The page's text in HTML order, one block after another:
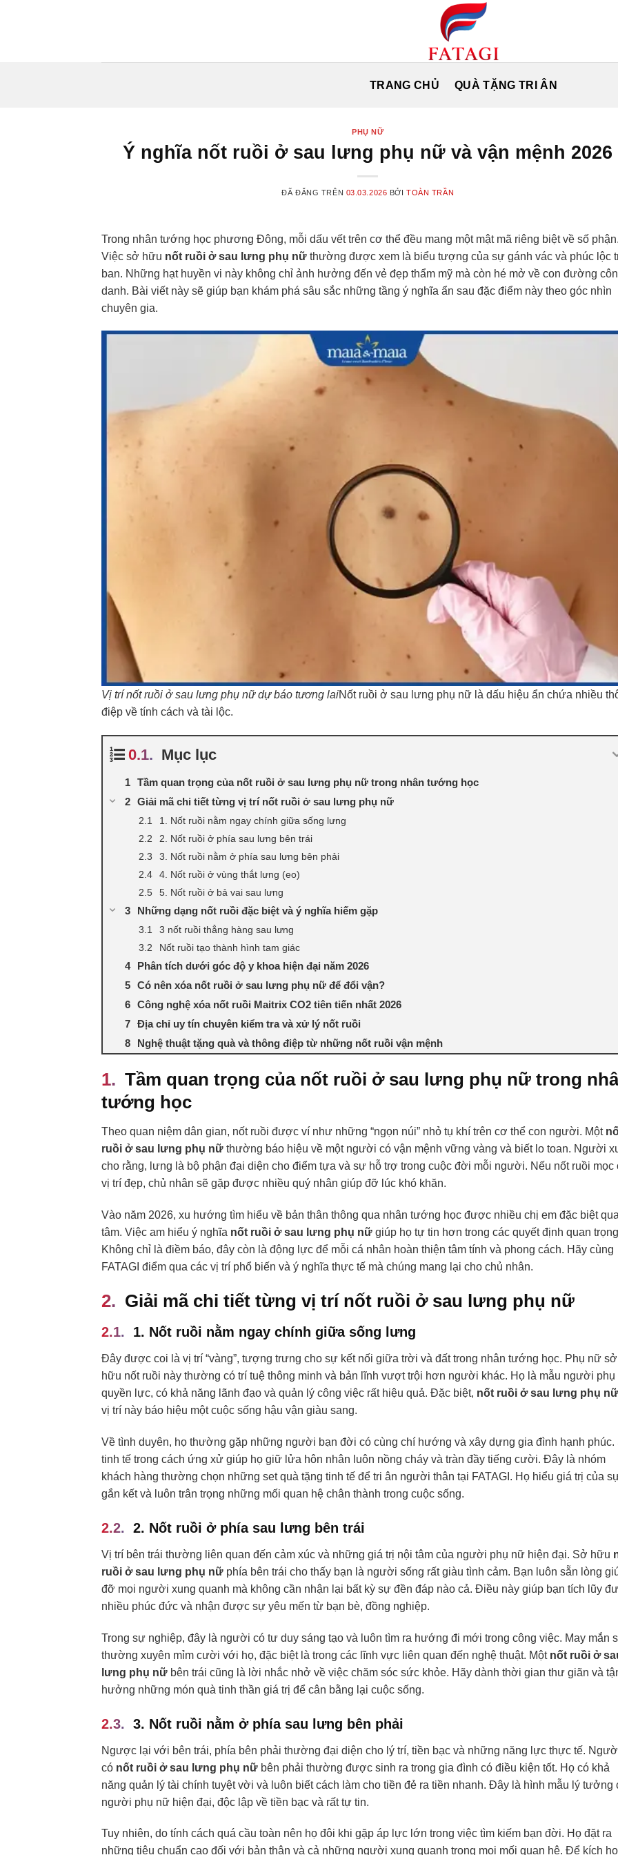
TRANG CHỦ QUÀ TẶNG TRI ÂN
PHỤ NỮ
Ý nghĩa nốt ruồi ở sau lưng phụ nữ và vận mệnh 2026
ĐÃ ĐĂNG TRÊN 03.03.2026 BỞITOÀN TRẦN
Trong nhân tướng học phương Đông, mỗi dấu vết trên cơ thể đều mang một mật mã riêng biệt về số phận.
Việc sở hữu nốt ruồi ở sau lưng phụ nữ thường được xem là biểu tượng của sự gánh vác và phúc lộc
ban. Những hạt huyền vi này không chỉ ảnh hưởng đến vẻ đẹp thẩm mỹ mà còn hé mở về con đường
danh. Bài viết này sẽ giúp bạn khám phá sâu sắc những tầng ý nghĩa ẩn sau đặc điểm này theo góc nhìn
chuyên gia.
Vị trí nốt ruồi ở sau lưng phụ nữ dự báo tương laiNốt ruồi ở sau lưng phụ nữ là dấu hiệu ẩn chứa nhiều
điệp về tính cách và tài lộc.
Mục lục
Tầm quan trọng của nốt ruồi ở sau lưng phụ nữ trong nhân tướng học
Giải mã chi tiết từng vị trí nốt ruồi ở sau lưng phụ nữ
1. Nốt ruồi nằm ngay chính giữa sống lưng
2. Nốt ruồi ở phía sau lưng bên trái
3. Nốt ruồi nằm ở phía sau lưng bên phải
4. Nốt ruồi ở vùng thắt lưng (eo)
5. Nốt ruồi ở bả vai sau lưng
Những dạng nốt ruồi đặc biệt và ý nghĩa hiếm gặp
3 nốt ruồi thẳng hàng sau lưng
Nốt ruồi tạo thành hình tam giác
Phân tích dưới góc độ y khoa hiện đại năm 2026
Có nên xóa nốt ruồi ở sau lưng phụ nữ để đổi vận?
Công nghệ xóa nốt ruồi Maitrix CO2 tiên tiến nhất 2026
Địa chỉ uy tín chuyên kiểm tra và xử lý nốt ruồi
Nghệ thuật tặng quà và thông điệp từ những nốt ruồi vận mệnh
Tầm quan trọng của nốt ruồi ở sau lưng phụ nữ trong
tướng học
Theo quan niệm dân gian, nốt ruồi được ví như những “ngọn núi” nhỏ tụ khí trên cơ thể con người. Một
ruồi ở sau lưng phụ nữ thường báo hiệu về một người có vận mệnh vững vàng và biết lo toan. Người
cho rằng, lưng là bộ phận đại diện cho điểm tựa và sự hỗ trợ trong cuộc đời mỗi người. Nếu nốt ruồi mọc
vị trí đẹp, chủ nhân sẽ gặp được nhiều quý nhân giúp đỡ lúc khó khăn.
Vào năm 2026, xu hướng tìm hiểu về bản thân thông qua nhân tướng học được nhiều chị em đặc biệt
tâm. Việc am hiểu ý nghĩa nốt ruồi ở sau lưng phụ nữ giúp họ tự tin hơn trong các quyết định quan
Không chỉ là điềm báo, đây còn là động lực để mỗi cá nhân hoàn thiện tâm tính và phong cách. Hãy cùng
FATAGI điểm qua các vị trí phổ biến và ý nghĩa thực tế mà chúng mang lại cho chủ nhân.
Giải mã chi tiết từng vị trí nốt ruồi ở sau lưng phụ nữ
1. Nốt ruồi nằm ngay chính giữa sống lưng
Đây được coi là vị trí “vàng”, tượng trưng cho sự kết nối giữa trời và đất trong nhân tướng học. Phụ nữ sở
hữu nốt ruồi này thường có trí tuệ thông minh và bản lĩnh vượt trội hơn người khác. Họ là mẫu người
quyền lực, có khả năng lãnh đạo và quản lý công việc rất hiệu quả. Đặc biệt, nốt ruồi ở sau lưng phụ nữ
vị trí này báo hiệu một cuộc sống hậu vận giàu sang.
Về tình duyên, họ thường gặp những người bạn đời có cùng chí hướng và xây dựng gia đình hạnh phúc.
tinh tế trong cách ứng xử giúp họ giữ lửa hôn nhân luôn nồng cháy và tràn đầy tiếng cười. Đây là nhóm
khách hàng thường chọn những set quà tặng tinh tế để tri ân người thân tại FATAGI. Họ hiểu giá trị của
gắn kết và luôn trân trọng những mối quan hệ chân thành trong cuộc sống.
2. Nốt ruồi ở phía sau lưng bên trái
Vị trí bên trái thường liên quan đến cảm xúc và những giá trị nội tâm của người phụ nữ hiện đại. Sở hữu
ruồi ở sau lưng phụ nữ phía bên trái cho thấy bạn là người sống rất giàu tình cảm. Bạn luôn sẵn lòng
đỡ mọi người xung quanh mà không cần nhận lại bất kỳ sự đền đáp nào cả. Điều này giúp bạn tích lũy
nhiều phúc đức và nhận được sự yêu mến từ bạn bè, đồng nghiệp.
Trong sự nghiệp, đây là người có tư duy sáng tạo và luôn tìm ra hướng đi mới trong công việc. May mắn
thường xuyên mỉm cười với họ, đặc biệt là trong các lĩnh vực liên quan đến nghệ thuật. Một nốt ruồi ở
lưng phụ nữ bên trái cũng là lời nhắc nhở về việc chăm sóc sức khỏe. Hãy dành thời gian thư giãn và
hưởng những món quà tinh thần giá trị để cân bằng lại cuộc sống.
3. Nốt ruồi nằm ở phía sau lưng bên phải
Ngược lại với bên trái, phía bên phải thường đại diện cho lý trí, tiền bạc và những năng lực thực tế.
có nốt ruồi ở sau lưng phụ nữ bên phải thường được sinh ra trong gia đình có điều kiện tốt. Họ có khả
năng quản lý tài chính tuyệt vời và luôn biết cách làm cho tiền đẻ ra tiền nhanh. Đây là hình mẫu lý tưởng
người phụ nữ hiện đại, độc lập về tiền bạc và rất tự tin.
Tuy nhiên, do tính cách quá cầu toàn nên họ đôi khi gặp áp lực lớn trong việc tìm kiếm bạn đời. Họ đặt ra
những tiêu chuẩn cao đối với bản thân và cả những người xung quanh trong mọi mối quan hệ. Để kích